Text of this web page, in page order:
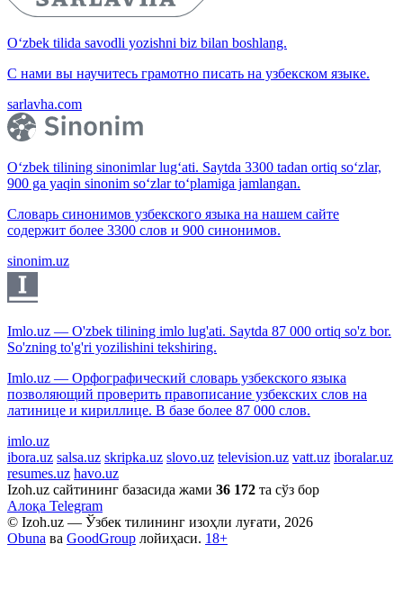
O‘zbek tilida savodli yozishni biz bilan boshlang.
С нами вы научитесь грамотно писать на узбекском языке.
sarlavha.com
O‘zbek tilining sinonimlar lug‘ati. Saytda 3300 tadan ortiq so‘zlar,
900 ga yaqin sinonim so‘zlar to‘plamiga jamlangan.
Словарь синонимов узбекского языка на нашем сайте
содержит более 3300 слов и 900 синонимов.
sinonim.uz
Imlo.uz — O'zbek tilining imlo lug'ati. Saytda 87 000 ortiq so'z bor.
So'zning to'g'ri yozilishini tekshiring.
Imlo.uz — Орфографический словарь узбекского языка
позволяющий проверить правописание узбекских слов на
латинице и кириллице. В базе более 87 000 слов.
imlo.uz
ibora.uz salsa.uz skripka.uz slovo.uz television.uz vatt.uz iboralar.uz
resumes.uz havo.uz
Izoh.uz сайтининг базасида жами 36 172 та сўз бор
Алоқа Telegram
© Izoh.uz — Ўзбек тилининг изоҳли луғати, 2026
Obuna ва GoodGroup лойиҳаси. 18+